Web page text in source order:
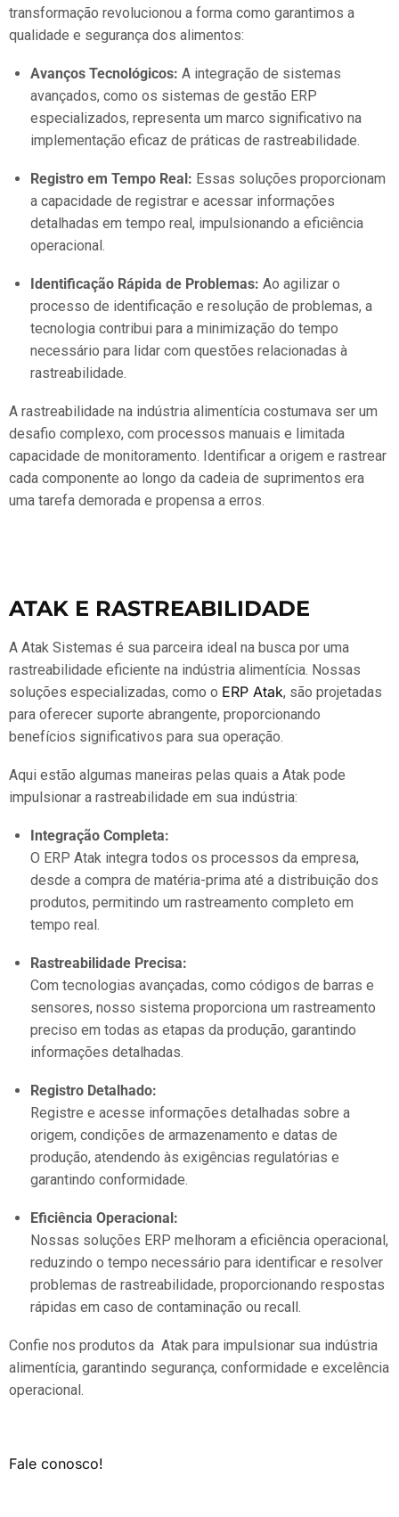
transformação revolucionou a forma como garantimos a
qualidade e segurança dos alimentos:
Avanços Tecnológicos: A integração de sistemas
avançados, como os sistemas de gestão ERP
especializados, representa um marco significativo na
implementação eficaz de práticas de rastreabilidade.
Registro em Tempo Real: Essas soluções proporcionam
a capacidade de registrar e acessar informações
detalhadas em tempo real, impulsionando a eficiência
operacional.
Identificação Rápida de Problemas: Ao agilizar o
processo de identificação e resolução de problemas, a
tecnologia contribui para a minimização do tempo
necessário para lidar com questões relacionadas à
rastreabilidade.
A rastreabilidade na indústria alimentícia costumava ser um
desafio complexo, com processos manuais e limitada
capacidade de monitoramento. Identificar a origem e rastrear
cada componente ao longo da cadeia de suprimentos era
uma tarefa demorada e propensa a erros.
ATAK E RASTREABILIDADE
A Atak Sistemas é sua parceira ideal na busca por uma
rastreabilidade eficiente na indústria alimentícia. Nossas
soluções especializadas, como o ERP Atak, são projetadas
para oferecer suporte abrangente, proporcionando
benefícios significativos para sua operação.
Aqui estão algumas maneiras pelas quais a Atak pode
impulsionar a rastreabilidade em sua indústria:
Integração Completa:
O ERP Atak integra todos os processos da empresa,
desde a compra de matéria-prima até a distribuição dos
produtos, permitindo um rastreamento completo em
tempo real.
Rastreabilidade Precisa:
Com tecnologias avançadas, como códigos de barras e
sensores, nosso sistema proporciona um rastreamento
preciso em todas as etapas da produção, garantindo
informações detalhadas.
Registro Detalhado:
Registre e acesse informações detalhadas sobre a
origem, condições de armazenamento e datas de
produção, atendendo às exigências regulatórias e
garantindo conformidade.
Eficiência Operacional:
Nossas soluções ERP melhoram a eficiência operacional,
reduzindo o tempo necessário para identificar e resolver
problemas de rastreabilidade, proporcionando respostas
rápidas em caso de contaminação ou recall.
Confie nos produtos da Atak para impulsionar sua indústria
alimentícia, garantindo segurança, conformidade e excelência
operacional.
Fale conosco!